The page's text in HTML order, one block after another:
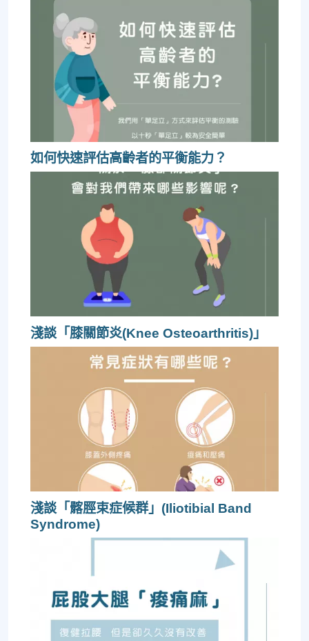
如何快速評估高齡者的平衡能力？
淺談「膝關節炎(Knee Osteoarthritis)」
淺談「髂脛束症候群」(Iliotibial Band
Syndrome)